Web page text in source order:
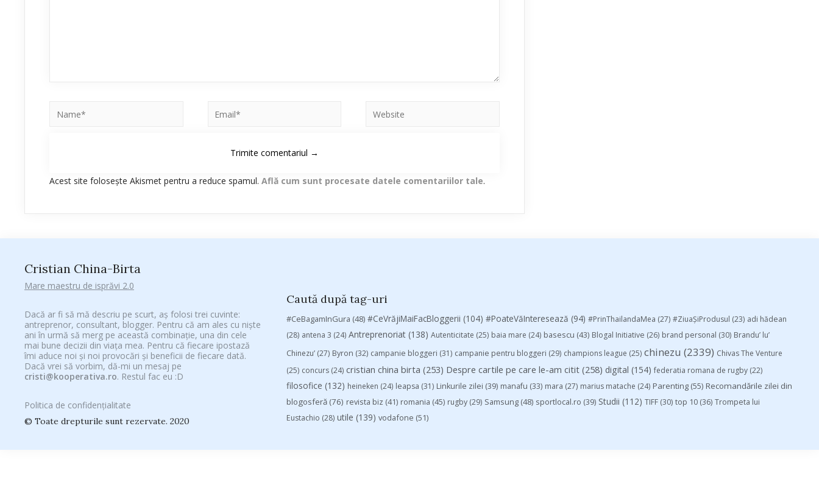
Acest site folosește Akismet pentru a reduce spamul. Află cum sunt procesate datele comentariilor tale.
Cristian China-Birta
Mare maestru de isprăvi 2.0
Dacă ar fi să mă descriu pe scurt, aș folosi trei cuvinte:
antreprenor, consultant, blogger. Pentru că am ales cu niște
ani în urmă să merg pe această combinație, una din cele
mai bune decizii din viața mea. Pentru că fiecare ipostază
îmi aduce noi și noi provocări și beneficii de fiecare dată.
Dacă vrei să vorbim, dă-mi un mesaj pe
cristi@kooperativa.ro. Restul fac eu :D
Politica de confidențialitate
© Toate drepturile sunt rezervate. 2020
Caută după tag-uri
#CeBagamInGura (48) #CeVrăjiMaiFacBloggerii (104) #PoateVăInteresează (94) #PrinThailandaMea (27) #ZiuaȘiProdusul (23) adi hădean
(28) antena 3 (24) Antreprenoriat (138) Autenticitate (25) baia mare (24) basescu (43) Blogal Initiative (26) brand personal (30) Brandu’ lu’
Chinezu’ (27) Byron (32) campanie bloggeri (31) campanie pentru bloggeri (29) champions league (25) chinezu (2339) Chivas The Venture
(25) concurs (24) cristian china birta (253) Despre cartile pe care le-am citit (258) digital (154) federatia romana de rugby (22)
filosofice (132) heineken (24) leapsa (31) Linkurile zilei (39) manafu (33) mara (27) marius matache (24) Parenting (55) Recomandările zilei din
blogosferă (76) revista biz (41) romania (45) rugby (29) Samsung (48) sportlocal.ro (39) Studii (112) TIFF (30) top 10 (36) Trompeta lui
Eustachio (28) utile (139) vodafone (51)